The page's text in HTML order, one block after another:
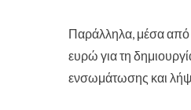
Παράλληλα, μέσα από
ευρώ για τη
ενσωμάτωσης και